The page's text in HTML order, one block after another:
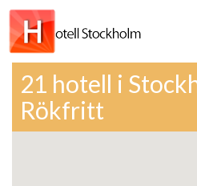
21 hotell i
Rökfritt